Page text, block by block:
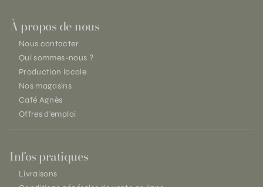
À propos de nous
Nous contacter
Qui sommes-nous ?
Production locale
Nos magasins
Café Agnès
Offres d'emploi
Infos pratiques
Livraisons